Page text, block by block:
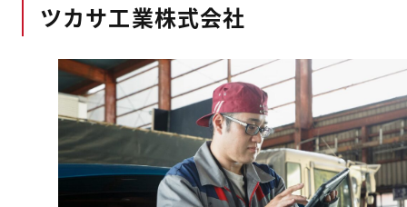
ツカサ工業株式会社